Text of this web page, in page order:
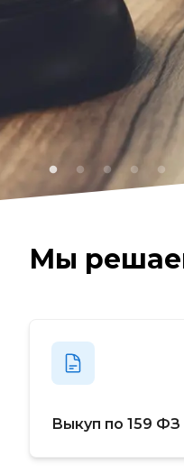
Мы
Выкуп по 159 ФЗ